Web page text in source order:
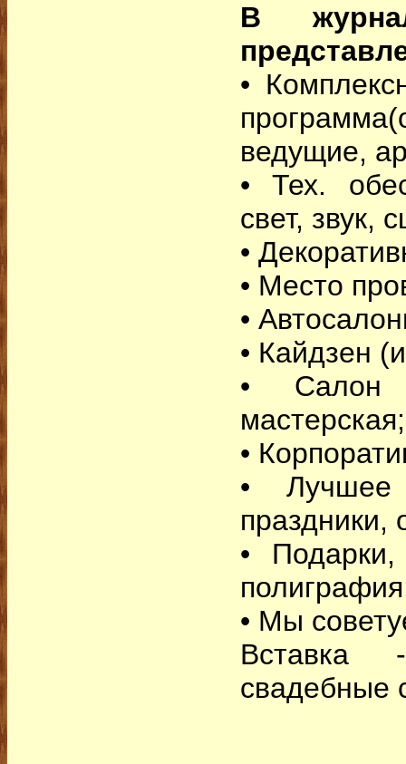
В
•
ведущие,
• Тех.
свет, звук,
•
• Место
•
• Кайдзен
• Салон
мастерская;
•
• Лучшее
праздники,
• Подарки,
• Мы
Вставка
свадебные